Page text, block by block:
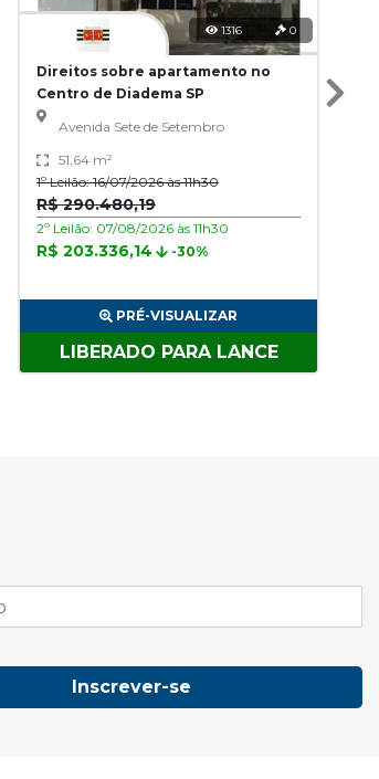
1316 0
Direitos sobre apartamento no
Centro de Diadema SP
Avenida Sete de Setembro
51,64 m²
1º Leilão: 16/07/2026 às 11h30
R$ 290.480,19
2º Leilão: 07/08/2026 às 11h30
R$ 203.336,14 -30%
PRÉ-VISUALIZAR
LIBERADO PARA LANCE
Inscrever-se